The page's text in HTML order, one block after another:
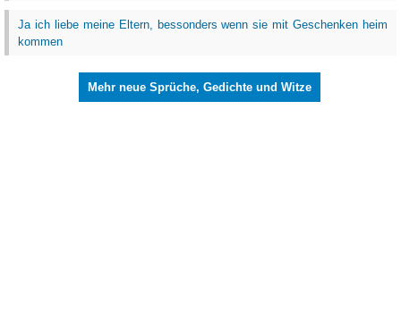
Ja ich liebe meine Eltern, bessonders wenn sie mit Geschenken heim
kommen
Mehr neue Sprüche, Gedichte und Witze